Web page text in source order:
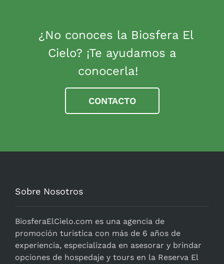
¿No conoces la Biosfera El
Cielo? ¡Te ayudamos a
conocerla!
CONTACTO
Sobre Nosotros
BiosferaElCielo.com es una agencia de
promoción turistica con más de 6 años de
experiencia, especializada en asesorar y brindar
opciones de hospedaje y tours en la Reserva El